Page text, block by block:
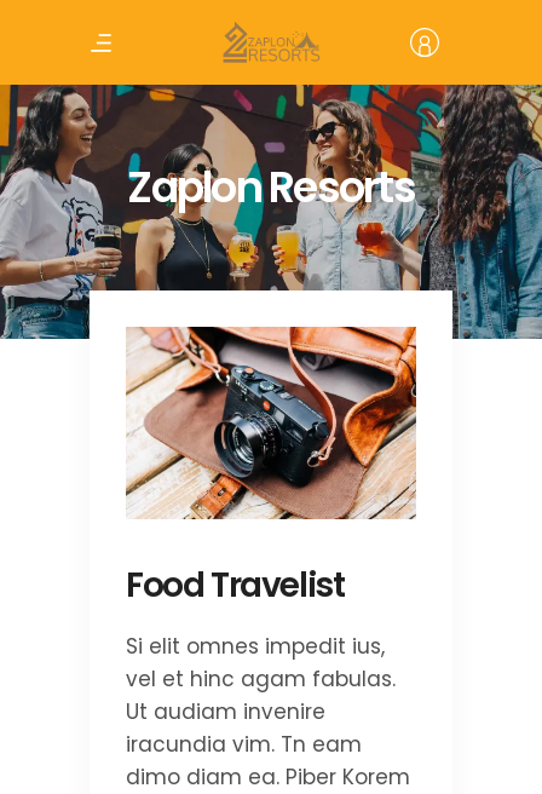
Zaplon Resorts
Food Travelist
Si elit omnes impedit ius,
vel et hinc agam fabulas.
Ut audiam invenire
iracundia vim. Tn eam
dimo diam ea. Piber Korem